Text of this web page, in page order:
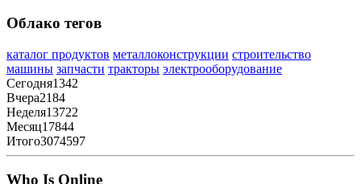
Облако тегов
каталог продуктов металлоконструкции строительство
машины запчасти тракторы электрооборудование
Сегодня1342
Вчера2184
Неделя13722
Месяц17844
Итого3074597
Who Is Online